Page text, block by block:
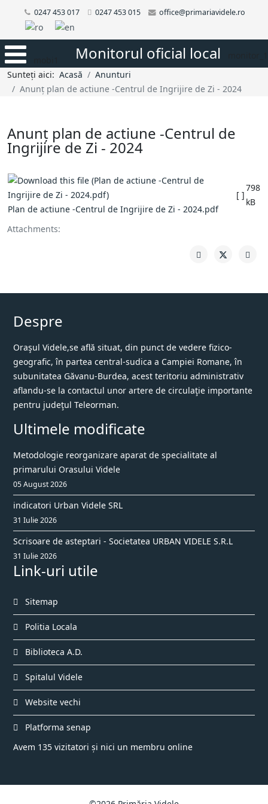
0247 453 017 0247 453 015 office@primariavidele.ro
Monitorul oficial local
Sunteți aici: Acasă
Anunturi
Anunț plan de actiune -Centrul de Ingrijire de Zi - 2024
Anunț plan de actiune -Centrul de
Ingrijire de Zi - 2024
Attachments:
Plan de actiune -Centrul de Ingrijire de Zi - 2024.pdf
[ ]
798
kB
Despre
Oraşul Videle,se află situat, din punct de vedere fizico-
geografic, în partea central-sudica a Campiei Romane, în
subunitatea Găvanu-Burdea, acest teritoriu administrativ
aflandu-se la contactul unor artere de circulaţie importante
pentru judeţul Teleorman.
Ultimele modificate
Metodologie reorganizare aparat de specialitate al
primarului Orasului Videle
05 August 2026
indicatori Urban Videle SRL
31 Iulie 2026
Scrisoare de asteptari - Societatea URBAN VIDELE S.R.L
31 Iulie 2026
Link-uri utile
Sitemap
Politia Locala
Biblioteca A.D.
Spitalul Videle
Website vechi
Platforma senap
Avem 135 vizitatori și nici un membru online